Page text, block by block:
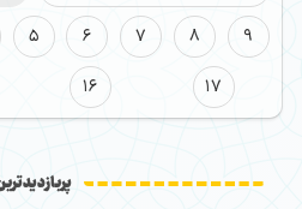
5 6 7 8
9
16 17